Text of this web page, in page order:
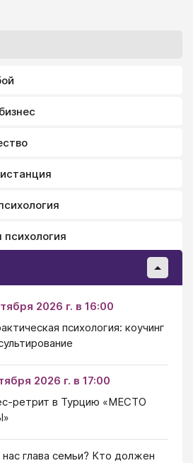
2026 г. в 16:00
психология: коучинг
2026 г. в 17:00
ретрит в Турцию «МЕСТО
глава семьи? Кто должен